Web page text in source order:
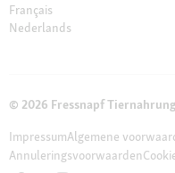
Français
Nederlands
© 2026 Fressnapf
ImpressumAlgemene
Annuleringsvoorwaarden